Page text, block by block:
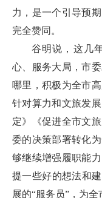
力，是一个引导预
完全赞同。
谷明说，这几
心、服务大局，市
哪里，积极为全市
针对算力和文旅发
定》《促进全市文
委的决策部署转化
够继续增强履职能
提一些好的想法和
展的“服务员”，为